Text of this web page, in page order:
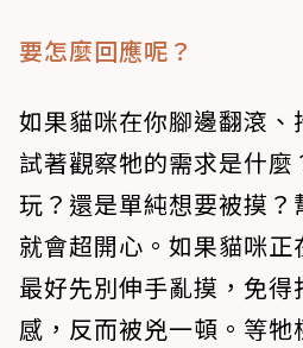
要怎麼回應呢？
如果貓咪在你腳邊翻滾
試著觀察牠的需求是什麼
玩？還是單純想要被摸
就會超開心。如果貓咪正
最好先別伸手亂摸，免
感，反而被兇一頓。等牠